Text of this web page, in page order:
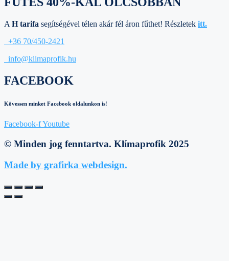
A H tarifa segítségével télen akár fél áron fűthet! Részletek itt.
+36 70/450-2421
info@klimaprofik.hu
FACEBOOK
Kövessen minket Facebook oldalunkon is!
Facebook-fYoutube
© Minden jog fenntartva. Klímaprofik 2025
Made by grafirka webdesign.